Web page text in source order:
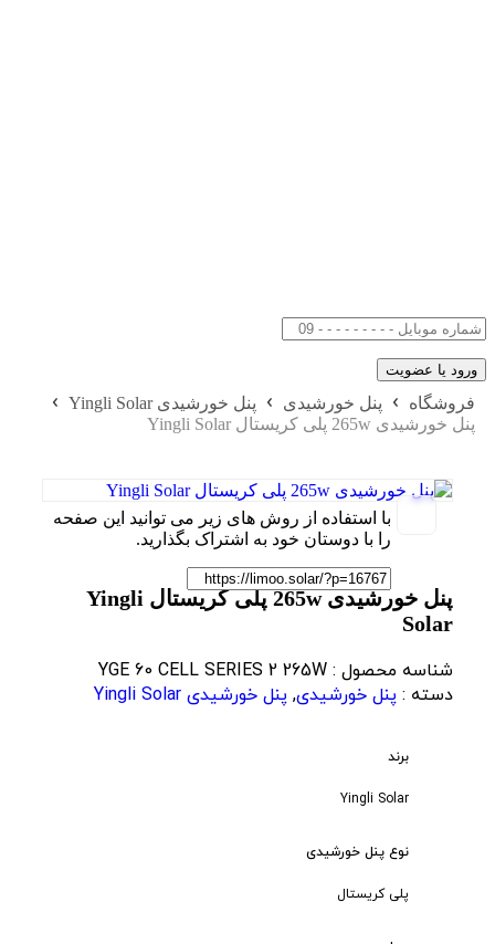
فروشگاه پنل خورشیدی
پنل خورشیدی Yingli Solar
پنل خورشیدی 265w پلی کریستال Yingli Solar
با استفاده از روش های زیر می توانید این صفحه
را با دوستان خود به اشتراک بگذارید.
پنل خورشیدی 265w پلی کریستال Yingli
Solar
شناسه محصول : YGE 60 CELL SERIES 2 265W
دسته : پنل خورشیدی, پنل خورشیدی Yingli Solar
برند
Yingli Solar
نوع پنل خورشیدی
پلی کریستال